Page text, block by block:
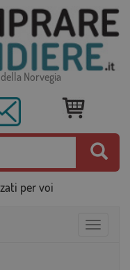
Norvegia
per voi
Toggle